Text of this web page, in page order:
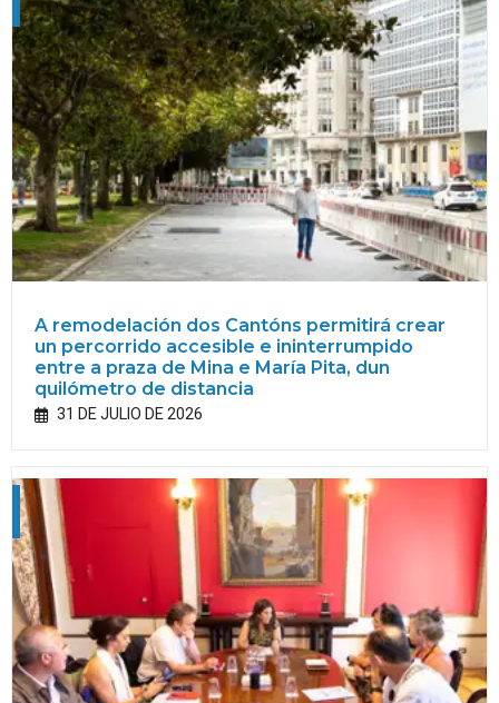
A remodelación dos Cantóns permitirá crear
un percorrido accesible e ininterrumpido
entre a praza de Mina e María Pita, dun
quilómetro de distancia
31 DE JULIO DE 2026